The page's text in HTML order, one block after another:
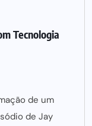
Tecnologia
de um
de Jay